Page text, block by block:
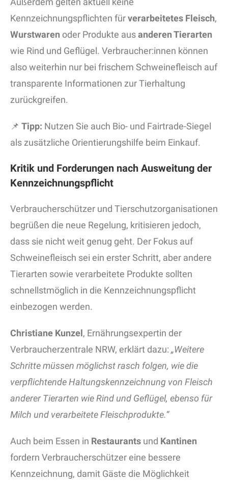
Kennzeichnungspflichten fürverarbeitetes Fleisch,
Wurstwaren oder Produkte ausanderen Tierarten
wie Rind und Geflügel. Verbraucher:innen können
also weiterhin nur bei frischem Schweinefleisch auf
transparente Informationen zur Tierhaltung
zurückgreifen.
📌 Tipp: Nutzen Sie auch Bio- und Fairtrade-Siegel
als zusätzliche Orientierungshilfe beim Einkauf.
Kritik und Forderungen nach Ausweitung der
Kennzeichnungspflicht
Verbraucherschützer und Tierschutzorganisationen
begrüßen die neue Regelung, kritisieren jedoch,
dass sie nicht weit genug geht. Der Fokus auf
Schweinefleisch sei ein erster Schritt, aber andere
Tierarten sowie verarbeitete Produkte sollten
schnellstmöglich in die Kennzeichnungspflicht
einbezogen werden.
Christiane Kunzel, Ernährungsexpertin der
Verbraucherzentrale NRW, erklärt dazu: „Weitere
Schritte müssen möglichst rasch folgen, wie die
verpflichtende Haltungskennzeichnung von Fleisch
anderer Tierarten wie Rind und Geflügel, ebenso für
Milch und verarbeitete Fleischprodukte.“
Auch beim Essen in Restaurants und Kantinen
fordern Verbraucherschützer eine bessere
Kennzeichnung, damit Gäste die Möglichkeit